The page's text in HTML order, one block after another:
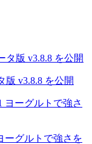
版 v3.8.8 を公開
ーグルトで強さを